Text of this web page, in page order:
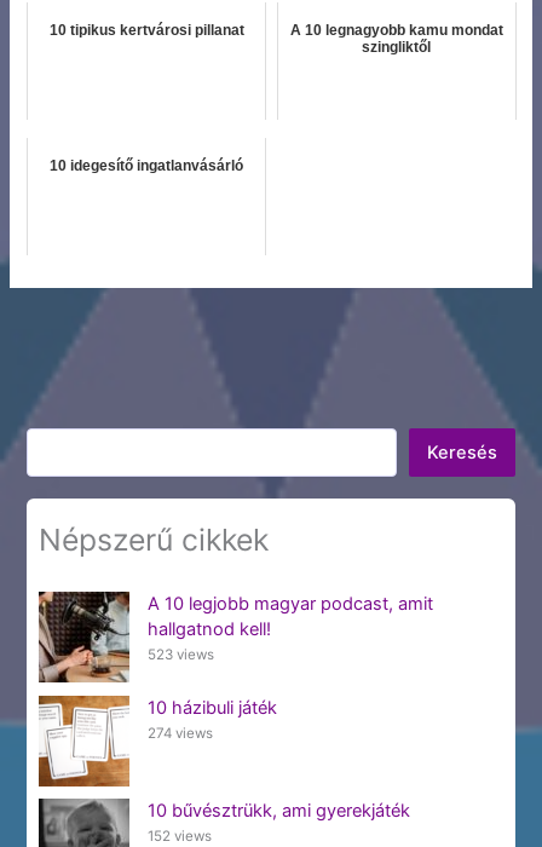
10 tipikus kertvárosi pillanat
A 10 legnagyobb kamu mondat
szingliktől
10 idegesítő ingatlanvásárló
Keresés
Keresés
Népszerű cikkek
A 10 legjobb magyar podcast, amit
hallgatnod kell!
523 views
10 házibuli játék
274 views
10 bűvésztrükk, ami gyerekjáték
152 views